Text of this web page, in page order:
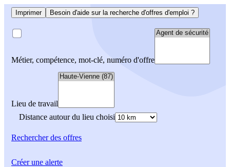
Imprimer Besoin d'aide sur la recherche d'offres d'emploi ?
Métier, compétence, mot-clé, numéro d'offre
Lieu de travail
Distance autour du lieu choisi
Rechercherdes offres
Créer une alerte